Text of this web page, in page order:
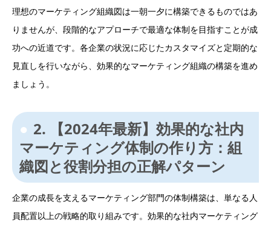
理想のマーケティング組織図は一朝一夕に構築できるものではあ
りませんが、段階的なアプローチで最適な体制を目指すことが成
功への近道です。各企業の状況に応じたカスタマイズと定期的な
見直しを行いながら、効果的なマーケティング組織の構築を進め
ましょう。
2. 【2024年最新】効果的な社内
マーケティング体制の作り方：組
織図と役割分担の正解パターン
企業の成長を支えるマーケティング部門の体制構築は、単なる人
員配置以上の戦略的取り組みです。効果的な社内マーケティング